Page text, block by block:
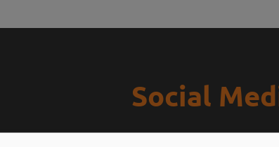
Social